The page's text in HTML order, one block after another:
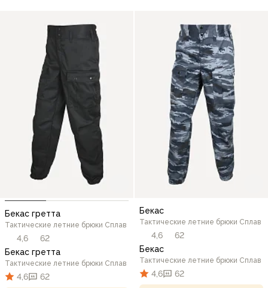
Бекас гретта
Тактические летние брюки Сплав
4,6
62
Бекас гретта
Тактические летние брюки Сплав
4,6 62
Бекас
Тактические летние брюки Сплав
4,6
62
Бекас
Тактические летние брюки Сплав
4,6 62